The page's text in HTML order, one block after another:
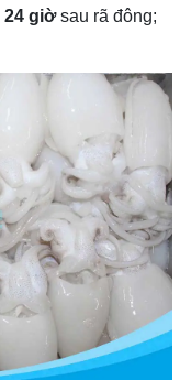
24 giờsau rã đông;